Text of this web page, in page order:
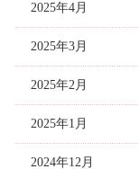
2025年4月
2025年3月
2025年2月
2025年1月
2024年12月